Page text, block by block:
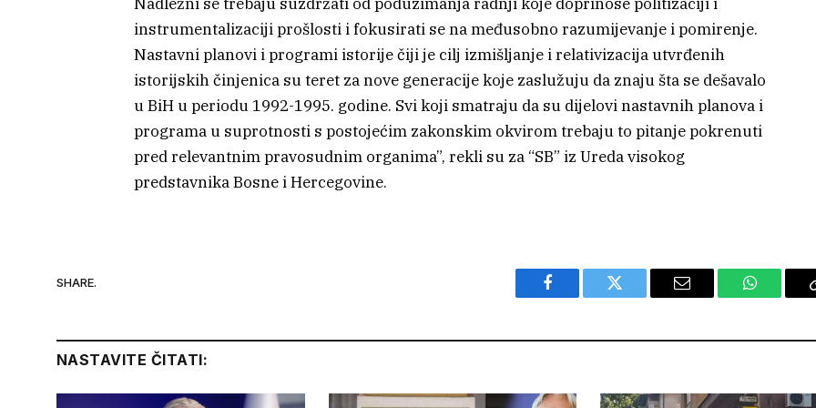
instrumentalizaciji prošlosti i fokusirati se na međusobno razumijevanje i pomirenje.
Nastavni planovi i programi istorije čiji je cilj izmišljanje i relativizacija utvrđenih
istorijskih činjenica su teret za nove generacije koje zaslužuju da znaju šta se dešavalo
u BiH u periodu 1992-1995. godine. Svi koji smatraju da su dijelovi nastavnih planova i
programa u suprotnosti s postojećim zakonskim okvirom trebaju to pitanje pokrenuti
pred relevantnim pravosudnim organima”, rekli su za “SB” iz Ureda visokog
predstavnika Bosne i Hercegovine.
SHARE.
Facebook Twitter Email
NASTAVITE ČITATI: